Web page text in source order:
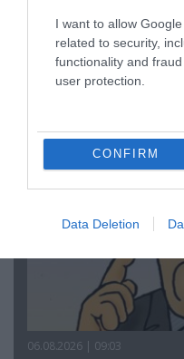
I want to allow
related to security,
functionality and
user protection.
CONFIRM
Data Deletion
06.08.2026 | 14:02
«Επιχείρηση
Αθήνα:
αντικείμενα από
06.08.2026 | 09:03